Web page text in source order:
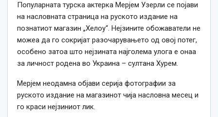
Популарната турска актерка Мерјем Узерли се појави
на насловната страница на руското издание на
познатиот магазин „Хелоу“. Нејзините обожаватели не
можеа да го сокријат разочарувањето од овој потег,
особено затоа што нејзината најголема улога е онаа
за личност родена во Украина – султана Хурем.
Мерјем неодамна објави серија фотографии за
руското издание на магазинот чија насловна месец и
го краси нејзиниот лик.